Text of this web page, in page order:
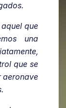
que
una
que se
aeronave